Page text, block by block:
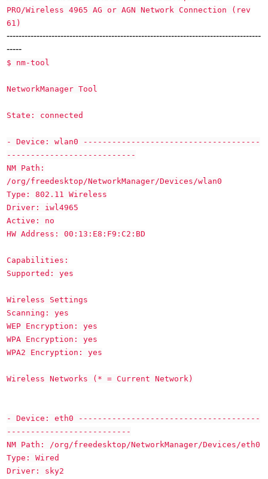
PRO/Wireless 4965 AG or AGN Network Connection (rev
61)
-------------------------------------------------------------------------------------
-----
$ nm-tool
NetworkManager Tool
State: connected
- Device: wlan0 -------------------------------------
---------------------------
NM Path:
/org/freedesktop/NetworkManager/Devices/wlan0
Type: 802.11 Wireless
Driver: iwl4965
Active: no
HW Address: 00:13:E8:F9:C2:BD
Capabilities:
Supported: yes
Wireless Settings
Scanning: yes
WEP Encryption: yes
WPA Encryption: yes
WPA2 Encryption: yes
Wireless Networks (* = Current Network)
- Device: eth0 --------------------------------------
--------------------------
NM Path: /org/freedesktop/NetworkManager/Devices/eth0
Type: Wired
Driver: sky2